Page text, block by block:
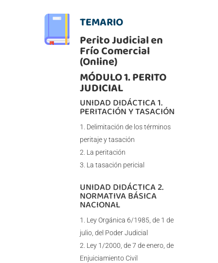
TEMARIO
Perito Judicial en
Frío Comercial
(Online)
MÓDULO 1. PERITO
JUDICIAL
UNIDAD DIDÁCTICA 1.
PERITACIÓN Y TASACIÓN
Delimitación de los términos
peritaje y tasación
La peritación
La tasación pericial
UNIDAD DIDÁCTICA 2.
NORMATIVA BÁSICA
NACIONAL
Ley Orgánica 6/1985, de 1 de
julio, del Poder Judicial
Ley 1/2000, de 7 de enero, de
Enjuiciamiento Civil